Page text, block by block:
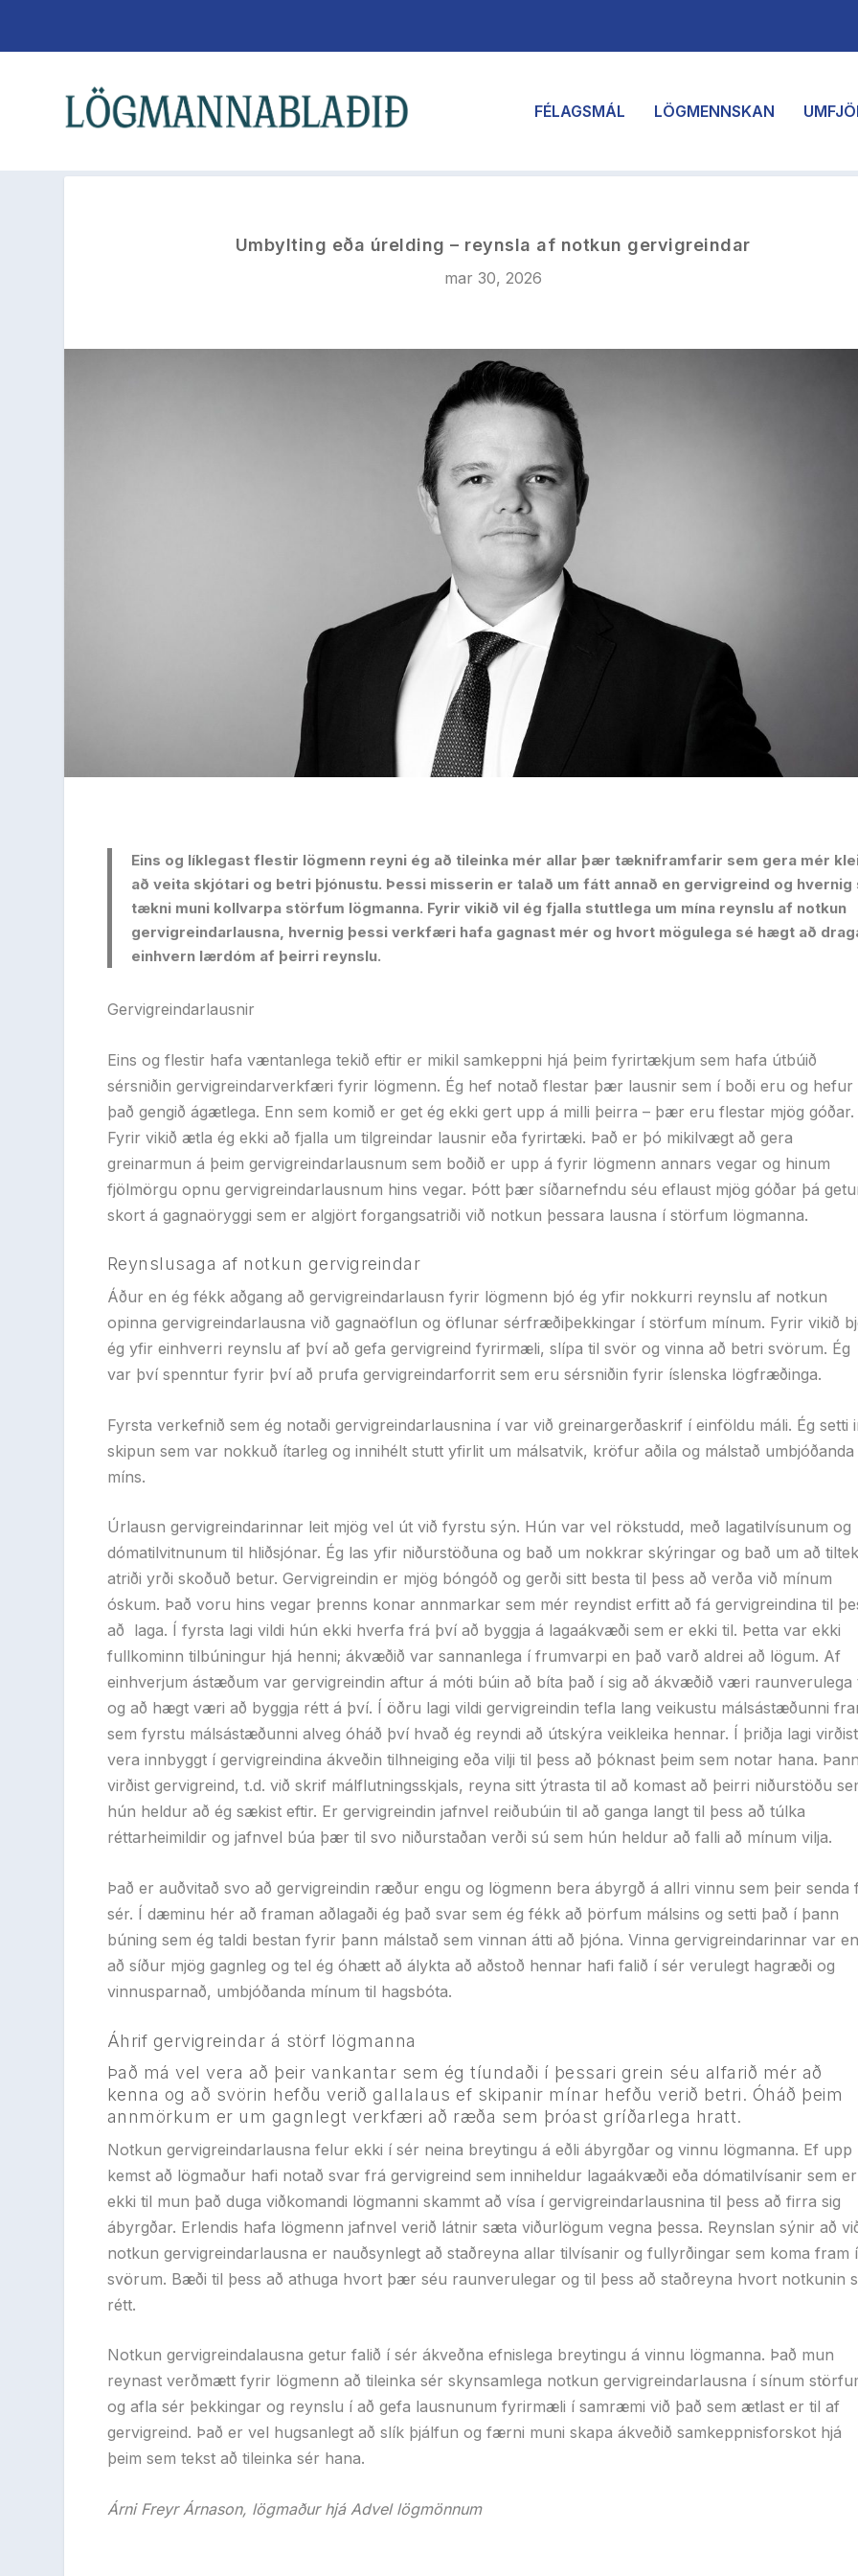
FÉLAGSMÁL LÖGMENNSKAN
Umbylting eða úrelding – reynsla af notkun gervigreindar
mar 30, 2026
Eins og líklegast flestir lögmenn reyni ég að tileinka mér allar þær tækniframfarir sem gera mér
að veita skjótari og betri þjónustu. Þessi misserin er talað um fátt annað en gervigreind og hvernig
tækni muni kollvarpa störfum lögmanna. Fyrir vikið vil ég fjalla stuttlega um mína reynslu af notkun
gervigreindarlausna, hvernig þessi verkfæri hafa gagnast mér og hvort mögulega sé hægt að
einhvern lærdóm af þeirri reynslu.
Gervigreindarlausnir
Eins og flestir hafa væntanlega tekið eftir er mikil samkeppni hjá þeim fyrirtækjum sem hafa útbúið
sérsniðin gervigreindarverkfæri fyrir lögmenn. Ég hef notað flestar þær lausnir sem í boði eru og hefur
það gengið ágætlega. Enn sem komið er get ég ekki gert upp á milli þeirra – þær eru flestar mjög góðar.
Fyrir vikið ætla ég ekki að fjalla um tilgreindar lausnir eða fyrirtæki. Það er þó mikilvægt að gera
greinarmun á þeim gervigreindarlausnum sem boðið er upp á fyrir lögmenn annars vegar og hinum
fjölmörgu opnu gervigreindarlausnum hins vegar. Þótt þær síðarnefndu séu eflaust mjög góðar þá
skort á gagnaöryggi sem er algjört forgangsatriði við notkun þessara lausna í störfum lögmanna.
Reynslusaga af notkun gervigreindar
Áður en ég fékk aðgang að gervigreindarlausn fyrir lögmenn bjó ég yfir nokkurri reynslu af notkun
opinna gervigreindarlausna við gagnaöflun og öflunar sérfræðiþekkingar í störfum mínum. Fyrir vikið
ég yfir einhverri reynslu af því að gefa gervigreind fyrirmæli, slípa til svör og vinna að betri svörum. Ég
var því spenntur fyrir því að prufa gervigreindarforrit sem eru sérsniðin fyrir íslenska lögfræðinga.
Fyrsta verkefnið sem ég notaði gervigreindarlausnina í var við greinargerðaskrif í einföldu máli. Ég setti
skipun sem var nokkuð ítarleg og innihélt stutt yfirlit um málsatvik, kröfur aðila og málstað umbjóðanda
míns.
Úrlausn gervigreindarinnar leit mjög vel út við fyrstu sýn. Hún var vel rökstudd, með lagatilvísunum og
dómatilvitnunum til hliðsjónar. Ég las yfir niðurstöðuna og bað um nokkrar skýringar og bað um að
atriði yrði skoðuð betur. Gervigreindin er mjög bóngóð og gerði sitt besta til þess að verða við mínum
óskum. Það voru hins vegar þrenns konar annmarkar sem mér reyndist erfitt að fá gervigreindina til
að laga. Í fyrsta lagi vildi hún ekki hverfa frá því að byggja á lagaákvæði sem er ekki til. Þetta var ekki
fullkominn tilbúningur hjá henni; ákvæðið var sannanlega í frumvarpi en það varð aldrei að lögum. Af
einhverjum ástæðum var gervigreindin aftur á móti búin að bíta það í sig að ákvæðið væri raunverulega
og að hægt væri að byggja rétt á því. Í öðru lagi vildi gervigreindin tefla lang veikustu málsástæðunni
sem fyrstu málsástæðunni alveg óháð því hvað ég reyndi að útskýra veikleika hennar. Í þriðja lagi virðist
vera innbyggt í gervigreindina ákveðin tilhneiging eða vilji til þess að þóknast þeim sem notar hana.
virðist gervigreind, t.d. við skrif málflutningsskjals, reyna sitt ýtrasta til að komast að þeirri niðurstöðu
hún heldur að ég sækist eftir. Er gervigreindin jafnvel reiðubúin til að ganga langt til þess að túlka
réttarheimildir og jafnvel búa þær til svo niðurstaðan verði sú sem hún heldur að falli að mínum vilja.
Það er auðvitað svo að gervigreindin ræður engu og lögmenn bera ábyrgð á allri vinnu sem þeir senda
sér. Í dæminu hér að framan aðlagaði ég það svar sem ég fékk að þörfum málsins og setti það í þann
búning sem ég taldi bestan fyrir þann málstað sem vinnan átti að þjóna. Vinna gervigreindarinnar var
að síður mjög gagnleg og tel ég óhætt að álykta að aðstoð hennar hafi falið í sér verulegt hagræði og
vinnusparnað, umbjóðanda mínum til hagsbóta.
Áhrif gervigreindar á störf lögmanna
Það má vel vera að þeir vankantar sem ég tíundaði í þessari grein séu alfarið mér að
kenna og að svörin hefðu verið gallalaus ef skipanir mínar hefðu verið betri. Óháð þeim
annmörkum er um gagnlegt verkfæri að ræða sem þróast gríðarlega hratt.
Notkun gervigreindarlausna felur ekki í sér neina breytingu á eðli ábyrgðar og vinnu lögmanna. Ef upp
kemst að lögmaður hafi notað svar frá gervigreind sem inniheldur lagaákvæði eða dómatilvísanir sem
ekki til mun það duga viðkomandi lögmanni skammt að vísa í gervigreindarlausnina til þess að firra sig
ábyrgðar. Erlendis hafa lögmenn jafnvel verið látnir sæta viðurlögum vegna þessa. Reynslan sýnir að
notkun gervigreindarlausna er nauðsynlegt að staðreyna allar tilvísanir og fullyrðingar sem koma fram í
svörum. Bæði til þess að athuga hvort þær séu raunverulegar og til þess að staðreyna hvort notkunin
rétt.
Notkun gervigreindalausna getur falið í sér ákveðna efnislega breytingu á vinnu lögmanna. Það mun
reynast verðmætt fyrir lögmenn að tileinka sér skynsamlega notkun gervigreindarlausna í sínum
og afla sér þekkingar og reynslu í að gefa lausnunum fyrirmæli í samræmi við það sem ætlast er til af
gervigreind. Það er vel hugsanlegt að slík þjálfun og færni muni skapa ákveðið samkeppnisforskot hjá
þeim sem tekst að tileinka sér hana.
Árni Freyr Árnason, lögmaður hjá Advel lögmönnum